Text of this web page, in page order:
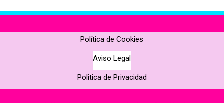
Política de Cookies
Aviso Legal
Politica de Privacidad